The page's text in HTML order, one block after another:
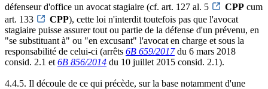
défenseur d'office un avocat stagiaire (cf. art. 127 al. 5
CPP cum
art. 133
CPP), cette loi n'interdit toutefois pas que l'avocat
stagiaire puisse assurer tout ou partie de la défense d'un prévenu, en
"se substituant à" ou "en excusant" l'avocat en charge et sous la
responsabilité de celui-ci (arrêts 6B 659/2017du 6 mars 2018
consid. 2.1 et 6B 856/2014 du 10 juillet 2015 consid. 2.1).
4.4.5. Il découle de ce qui précède, sur la base notamment d'une